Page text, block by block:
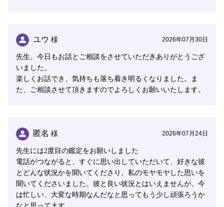
ユウ 様 2026年07月30日
先生、今日もお話とご相談をさせていただきありがとうござ
いました。
楽しくお話でき、気持ちも落ち着き明るくなりました。ま
た、ご相談させて頂きますのでよろしくお願いいたします。
匿名 様 2026年07月24日
先生には2度目の鑑定をお願いしました
電話がつながると、すぐに思い出していただいて、好きな彼
とどんな状況かを聞いてくださり、私のモヤモヤした思いを
聞いてくださいました。彼と良い状況とはいえませんが、今
は忙しい、大変な時期なんだなと思ってもう少し頑張ろうか